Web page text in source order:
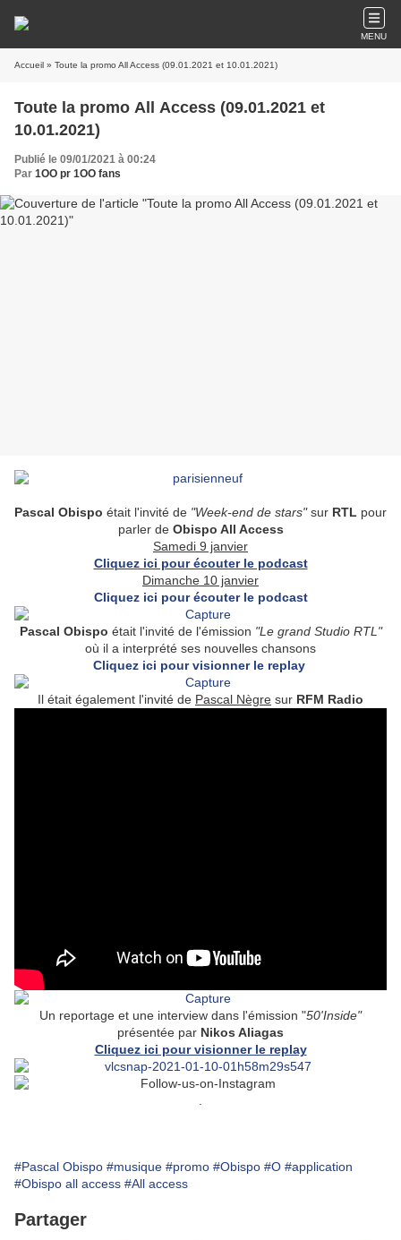
MENU
Accueil » Toute la promo All Access (09.01.2021 et 10.01.2021)
Toute la promo All Access (09.01.2021 et
10.01.2021)
Publié le 09/01/2021 à 00:24
Par 1OO pr 1OO fans
Pascal Obispo était l'invité de "Week-end de stars"sur RTL pour
parler de Obispo All Access
Samedi 9 janvier
Cliquez ici pour écouter le podcast
Dimanche 10 janvier
Cliquez ici pour écouter le podcast
Pascal Obispo était l'invité de l'émission "Le grand Studio RTL"
où il a interprété ses nouvelles chansons
Cliquez ici pour visionner le replay
Il était également l'invité de Pascal Nègre sur RFM Radio
Un reportage et une interview dans l'émission "50'Inside"
présentée par Nikos Aliagas
Cliquez ici pour visionner le replay
#Pascal Obispo #musique #promo #Obispo #O #application
#Obispo all access #All access
Partager